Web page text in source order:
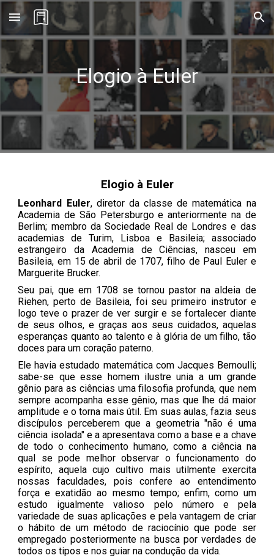
Skip to main content Skip to navigation
Elogio à Euler
Elogio à Euler
Leonhard Euler, diretor da classe de matemática na
Academia de São Petersburgo e anteriormente na de
Berlim; membro da Sociedade Real de Londres e das
academias de Turim, Lisboa e Basileia; associado
estrangeiro da Academia de Ciências, nasceu em
Basileia, em 15 de abril de 1707, filho de Paul Euler e
Marguerite Brucker.
Seu pai, que em 1708 se tornou pastor na aldeia de
Riehen, perto de Basileia, foi seu primeiro instrutor e
logo teve o prazer de ver surgir e se fortalecer diante
de seus olhos, e graças aos seus cuidados, aquelas
esperanças quanto ao talento e à glória de um filho, tão
doces para um coração paterno.
Ele havia estudado matemática com Jacques Bernoulli;
sabe-se que esse homem ilustre unia a um grande
gênio para as ciências uma filosofia profunda, que nem
sempre acompanha esse gênio, mas que lhe dá maior
amplitude e o torna mais útil. Em suas aulas, fazia seus
discípulos perceberem que a geometria "não é uma
ciência isolada" e a apresentava como a base e a chave
de todo o conhecimento humano, como a ciência na
qual se pode melhor observar o funcionamento do
espírito, aquela cujo cultivo mais utilmente exercita
nossas faculdades, pois confere ao entendimento
força e exatidão ao mesmo tempo; enfim, como um
estudo igualmente valioso pelo número e pela
variedade de suas aplicações e pela vantagem de criar
o hábito de um método de raciocínio que pode ser
empregado posteriormente na busca por verdades de
todos os tipos e nos guiar na condução da vida.